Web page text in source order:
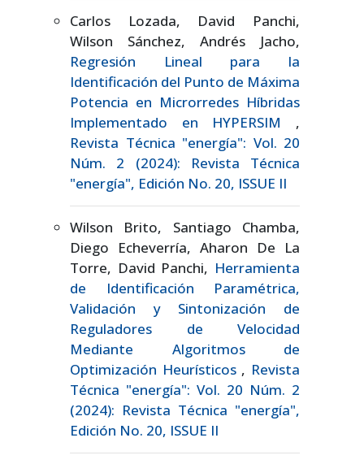
Carlos Lozada, David Panchi,
Wilson Sánchez, Andrés Jacho,
Regresión Lineal para la
Identificación del Punto de Máxima
Potencia en Microrredes Híbridas
Implementado en HYPERSIM ,
Revista Técnica "energía": Vol. 20
Núm. 2 (2024): Revista Técnica
"energía", Edición No. 20, ISSUE II
Wilson Brito, Santiago Chamba,
Diego Echeverría, Aharon De La
Torre, David Panchi, Herramienta
de Identificación Paramétrica,
Validación y Sintonización de
Reguladores de Velocidad
Mediante Algoritmos de
Optimización Heurísticos , Revista
Técnica "energía": Vol. 20 Núm. 2
(2024): Revista Técnica "energía",
Edición No. 20, ISSUE II